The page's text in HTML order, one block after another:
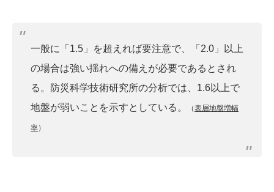
一般に「1.5」を超えれば要注意で、「2.0」以上
の場合は強い揺れへの備えが必要であるとされ
る。防災科学技術研究所の分析では、1.6以上で
地盤が弱いことを示すとしている。
（表層地盤増幅
率）